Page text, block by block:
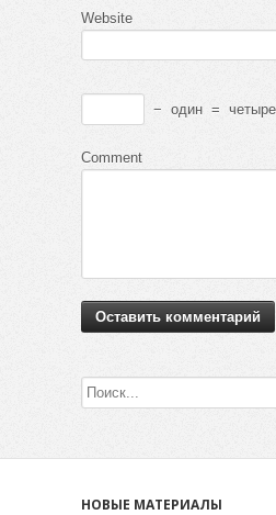
Website
− один = четыре
Comment
НОВЫЕ МАТЕРИАЛЫ